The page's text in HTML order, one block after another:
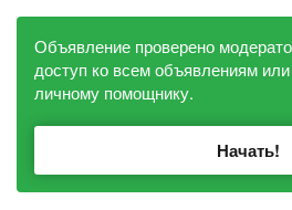
Объявление проверено
доступ ко всем объявлениям
личному помощнику.
Начать!